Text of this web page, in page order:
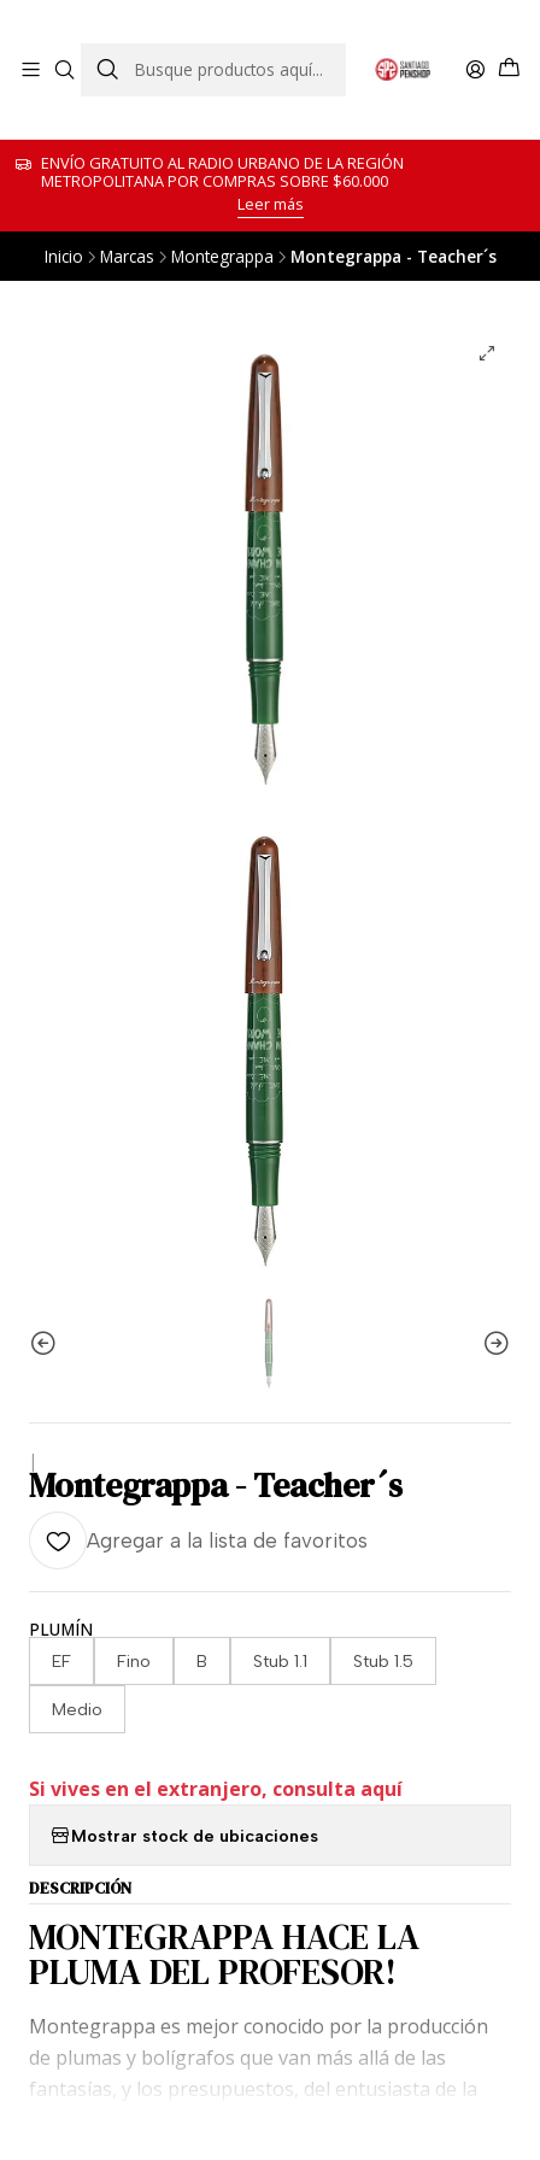
ENVÍO GRATUITO AL RADIO URBANO DE LA REGIÓN
METROPOLITANA POR COMPRAS SOBRE $60.000
Leer más
Inicio Marcas Montegrappa Montegrappa - Teacher´s
|
Montegrappa - Teacher´s
Agregar a la lista de favoritos
PLUMÍN
EF Fino B Stub 1.1 Stub 1.5
Medio
Si vives en el extranjero, consulta aquí
Mostrar stock de ubicaciones
DESCRIPCIÓN
MONTEGRAPPA HACE LA
PLUMA DEL PROFESOR!
Montegrappa es mejor conocido por la producción
de plumas y bolígrafos que van más allá de las
fantasías, y los presupuestos, del entusiasta de la